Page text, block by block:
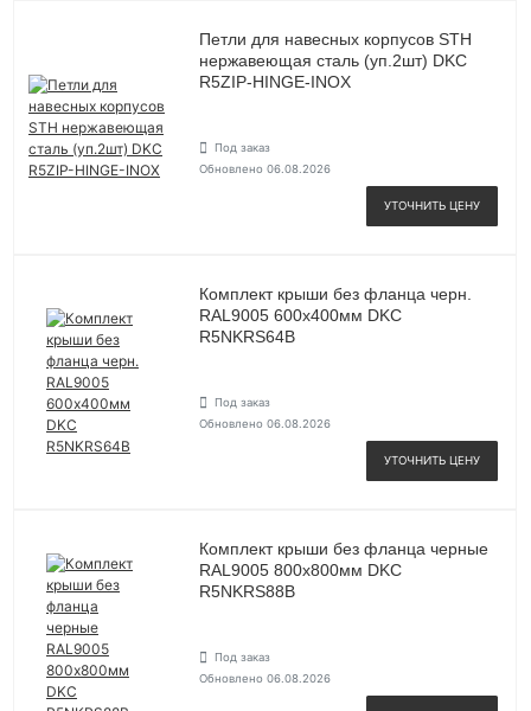
Петли для навесных корпусов STH
нержавеющая сталь (уп.2шт) DKC
R5ZIP-HINGE-INOX
Под заказ
Обновлено 06.08.2026
УТОЧНИТЬ ЦЕНУ
Комплект крыши без фланца черн.
RAL9005 600х400мм DKC
R5NKRS64B
Под заказ
Обновлено 06.08.2026
УТОЧНИТЬ ЦЕНУ
Комплект крыши без фланца черные
RAL9005 800х800мм DKC
R5NKRS88B
Под заказ
Обновлено 06.08.2026